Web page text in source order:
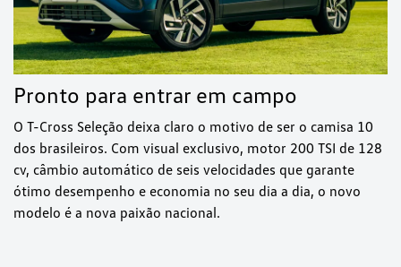
Pronto para entrar em campo
O T-Cross Seleção deixa claro o motivo de ser o camisa 10
dos brasileiros. Com visual exclusivo, motor 200 TSI de 128
cv, câmbio automático de seis velocidades que garante
ótimo desempenho e economia no seu dia a dia, o novo
modelo é a nova paixão nacional.